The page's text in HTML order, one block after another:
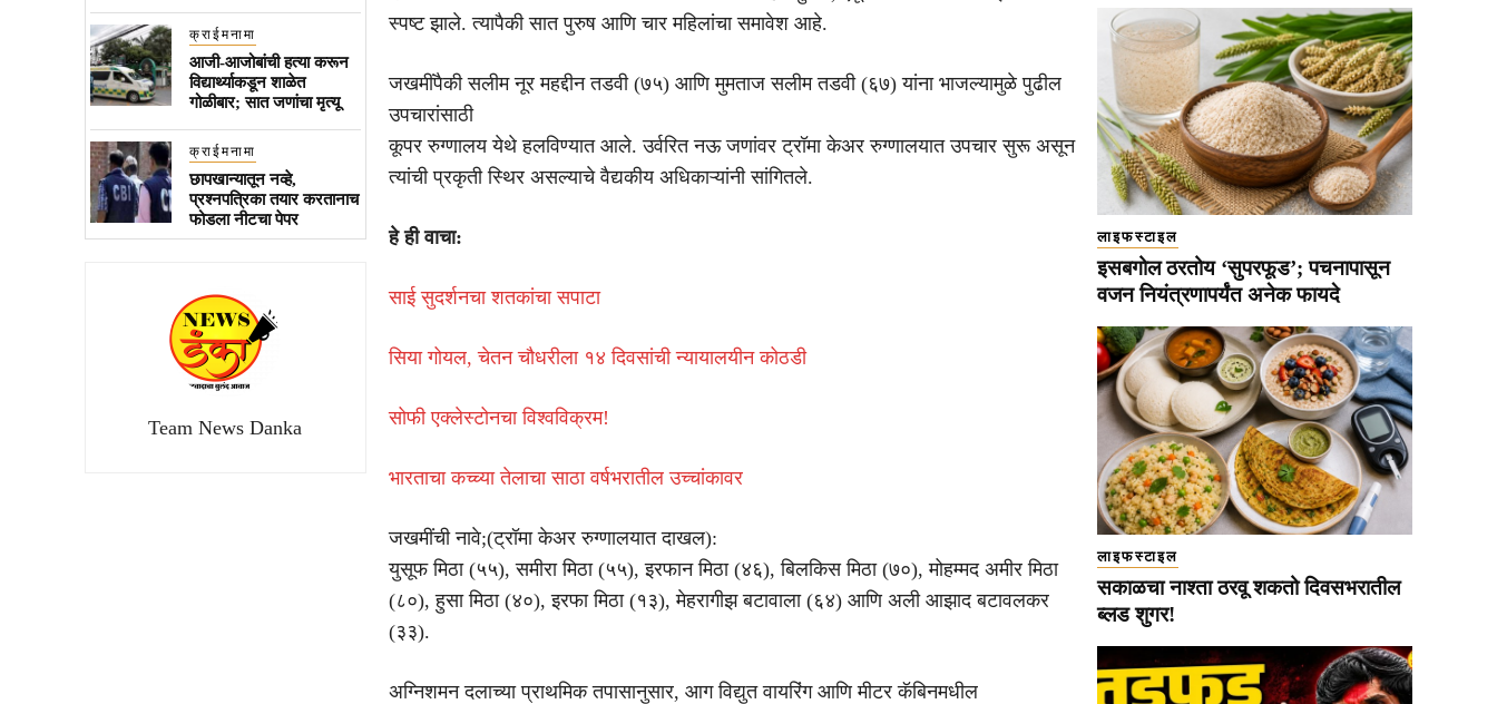
क्राईमनामा
आजी-आजोबांची हत्या करून
विद्यार्थ्याकडून शाळेत
गोळीबार; सात जणांचा मृत्यू
क्राईमनामा
छापखान्यातून नव्हे,
प्रश्नपत्रिका तयार करतानाच
फोडला नीटचा पेपर
Team News Danka
स्पष्ट झाले. त्यापैकी सात पुरुष आणि चार महिलांचा समावेश आहे.
जखमींपैकी सलीम नूर महद्दीन तडवी (७५) आणि मुमताज सलीम तडवी (६७) यांना भाजल्यामुळे पुढील
उपचारांसाठी
कूपर रुग्णालय येथे हलविण्यात आले. उर्वरित नऊ जणांवर ट्रॉमा केअर रुग्णालयात उपचार सुरू असून
त्यांची प्रकृती स्थिर असल्याचे वैद्यकीय अधिकाऱ्यांनी सांगितले.
हे ही वाचा:
साई सुदर्शनचा शतकांचा सपाटा
सिया गोयल, चेतन चौधरीला १४ दिवसांची न्यायालयीन कोठडी
सोफी एक्लेस्टोनचा विश्वविक्रम!
भारताचा कच्च्या तेलाचा साठा वर्षभरातील उच्चांकावर
जखमींची नावे;(ट्रॉमा केअर रुग्णालयात दाखल):
युसूफ मिठा (५५), समीरा मिठा (५५), इरफान मिठा (४६), बिलकिस मिठा (७०), मोहम्मद अमीर मिठा
(८०), हुसा मिठा (४०), इरफा मिठा (१३), मेहरागीझ बटावाला (६४) आणि अली आझाद बटावलकर
(३३).
अग्निशमन दलाच्या प्राथमिक तपासानुसार, आग विद्युत वायरिंग आणि मीटर कॅबिनमधील
लाइफस्टाइल
इसबगोल ठरतोय ‘सुपरफूड’; पचनापासून
वजन नियंत्रणापर्यंत अनेक फायदे
लाइफस्टाइल
सकाळचा नाश्ता ठरवू शकतो दिवसभरातील
ब्लड शुगर!